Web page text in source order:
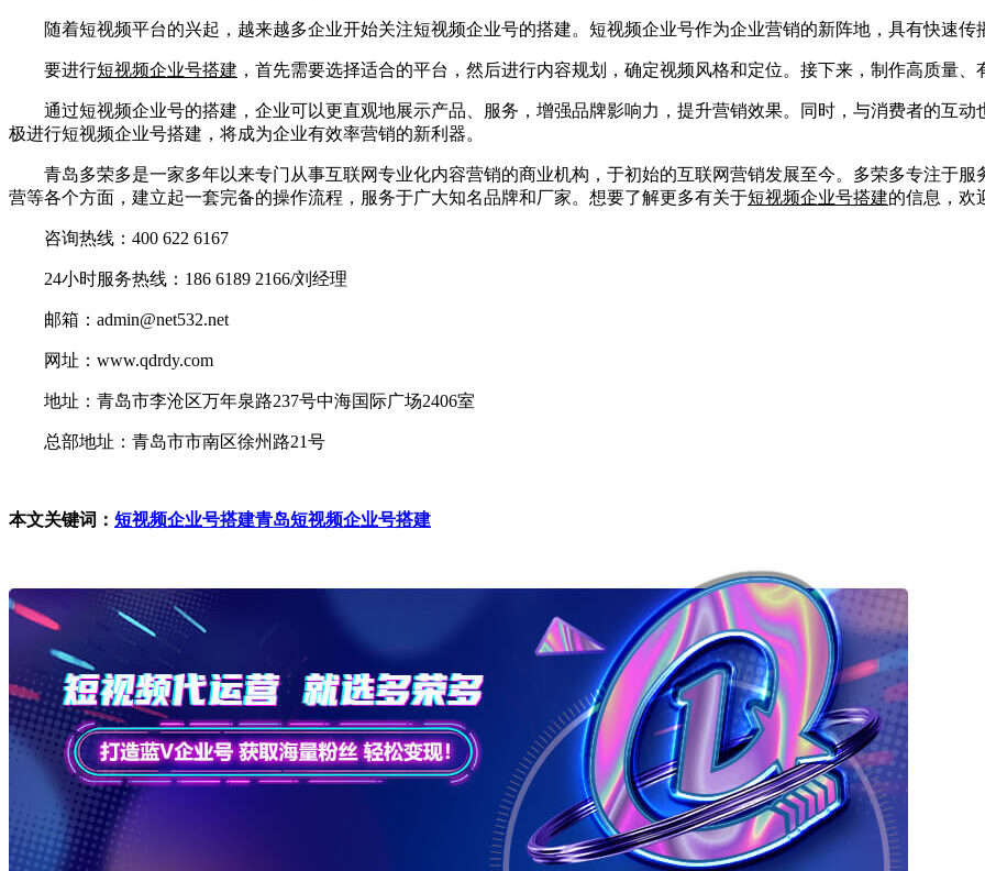
随着短视频平台的兴起，越来越多企业开始关注短视频企业号的搭建。短视频企业号作为企业营销的新阵地，具有快速传
要进行短视频企业号搭建 ，首先需要选择适合的平台，然后进行内容规划，确定视频风格和定位。接下来，制作高质量
通过短视频企业号的搭建，企业可以更直观地展示产品、服务，增强品牌影响力，提升营销效果。同时，与消费者的互动
极进行短视频企业号搭建，将成为企业有效率营销的新利器。
青岛多荣多是一家多年以来专门从事互联网专业化内容营销的商业机构，于初始的互联网营销发展至今。多荣多专注于服
营等各个方面，建立起一套完备的操作流程，服务于广大知名品牌和厂家。想要了解更多有关于短视频企业号搭建的信息，欢
咨询热线：400 622 6167
24小时服务热线：186 6189 2166/刘经理
邮箱：admin@net532.net
网址：www.qdrdy.com
地址：青岛市李沧区万年泉路237号中海国际广场2406室
总部地址：青岛市市南区徐州路21号
本文关键词： 短视频企业号搭建青岛短视频企业号搭建